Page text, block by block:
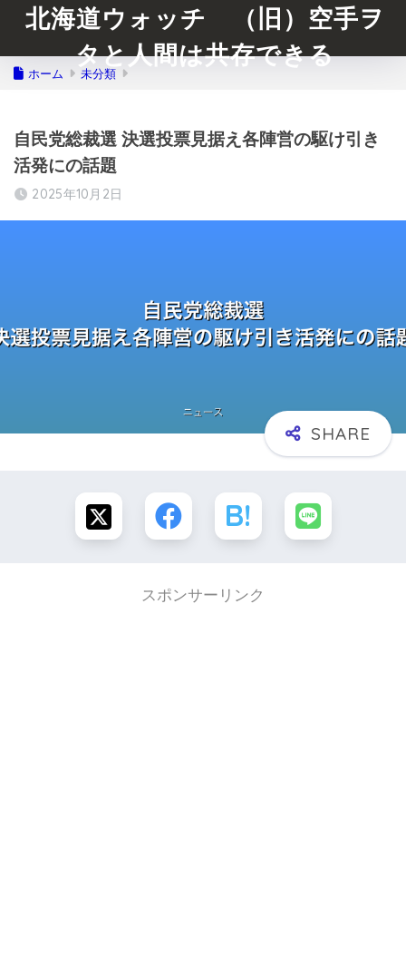
北海道ウォッチ （旧）空手ヲ
タと人間は共存できる
ホーム 未分類
自民党総裁選 決選投票見据え各陣営の駆け引き
活発にの話題
2025年10月2日
スポンサーリンク